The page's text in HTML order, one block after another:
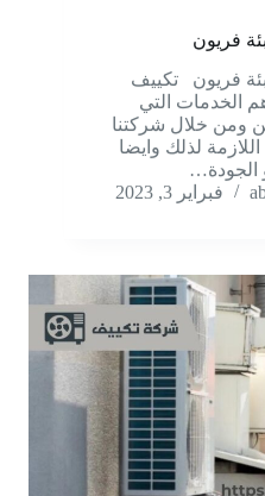
/ 67033718 / تعبئة فريون تكييف
الخدمات التي
ومن خلال شركتنا
لذلك وايضا
الجودة…
فبراير 3, 2023